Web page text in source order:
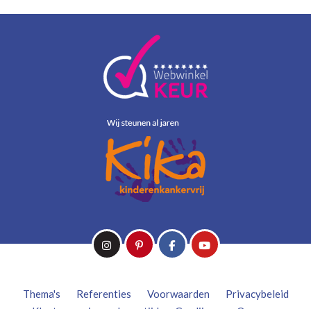
Thema's Referenties Voorwaarden
Privacybeleid